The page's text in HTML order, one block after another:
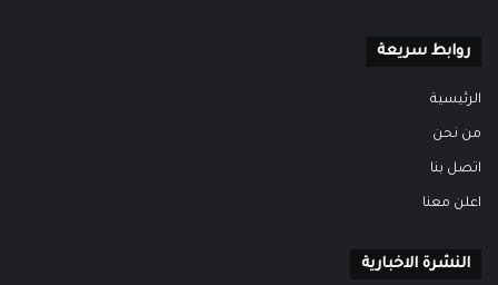
روابط سريعة
الرئيسية
من نحن
اتصل بنا
اعلن معنا
النشرة الاخبارية